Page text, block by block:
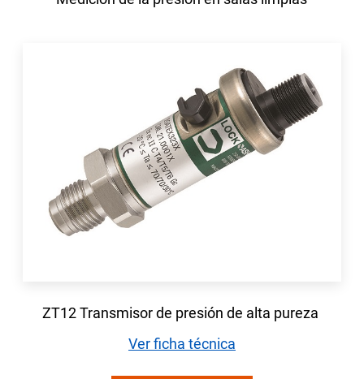
ZT12 Transmisor de presión de alta pureza
Ver ficha técnica